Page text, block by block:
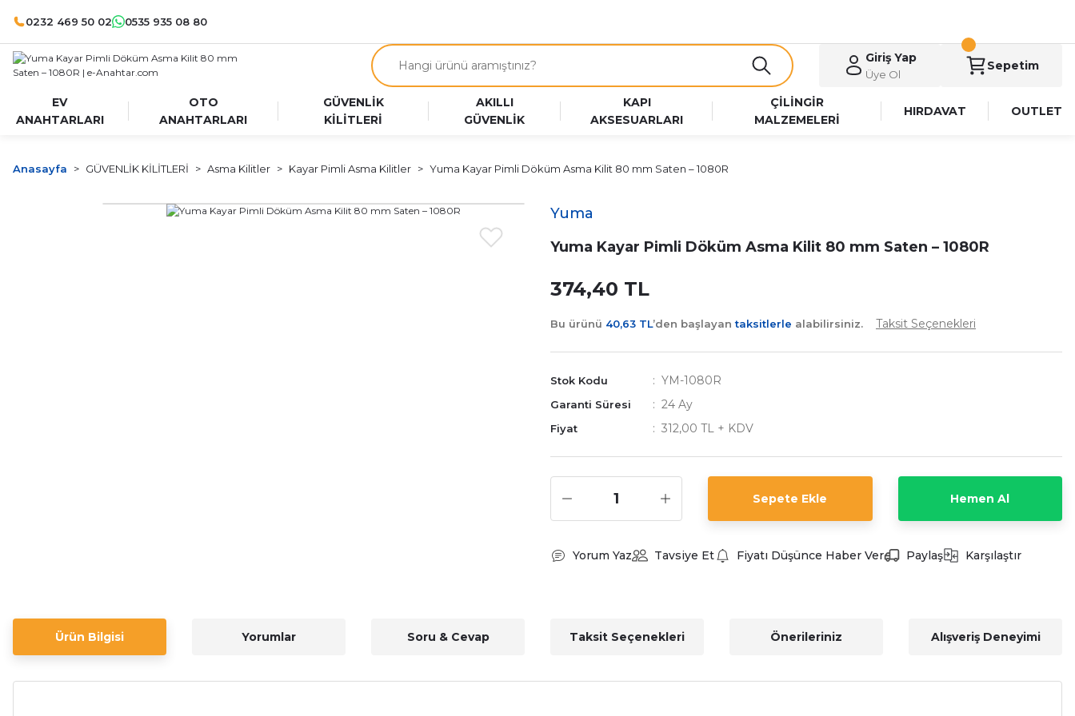
0232 469 50 02 0535 935 08 80
Giriş Yap
Üye Ol
Sepetim
EV
ANAHTARLARI
OTO
ANAHTARLARI
GÜVENLİK
KİLİTLERİ
AKILLI
GÜVENLİK
KAPI
AKSESUARLARI
ÇİLİNGİR
MALZEMELERİ
HIRDAVAT OUTLET
Anasayfa GÜVENLİK KİLİTLERİ Asma Kilitler Kayar Pimli Asma Kilitler Yuma Kayar Pimli Döküm Asma Kilit 80 mm Saten – 1080R
Yuma
Yuma Kayar Pimli Döküm Asma Kilit 80 mm Saten – 1080R
374,40 TL
Bu ürünü 40,63 TL’den başlayantaksitlerle alabilirsiniz. Taksit Seçenekleri
Stok Kodu YM-1080R
Garanti Süresi 24 Ay
Fiyat 312,00 TL + KDV
Sepete Ekle Hemen Al
Yorum Yaz Tavsiye Et Fiyatı Düşünce Haber Ver Paylaş Karşılaştır
Ürün Bilgisi Yorumlar Soru & Cevap Taksit Seçenekleri Önerileriniz Alışveriş Deneyimi